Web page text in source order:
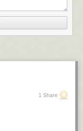
1 Share